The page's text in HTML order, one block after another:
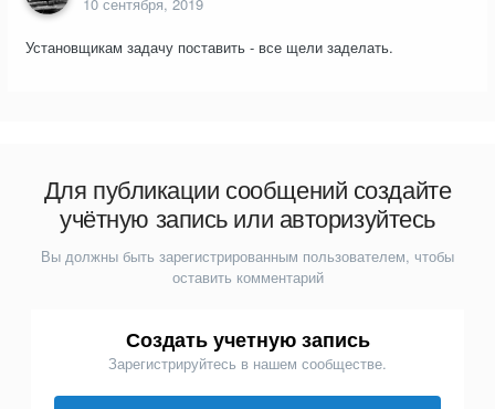
10 сентября, 2019
Установщикам задачу поставить - все щели заделать.
Для публикации сообщений создайте
учётную запись или авторизуйтесь
Вы должны быть зарегистрированным пользователем, чтобы
оставить комментарий
Создать учетную запись
Зарегистрируйтесь в нашем сообществе.